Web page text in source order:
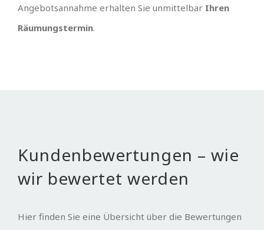
Angebotsannahme erhalten Sie unmittelbar Ihren
Räumungstermin.
Kundenbewertungen – wie
wir bewertet werden
Hier finden Sie eine Übersicht über die Bewertungen